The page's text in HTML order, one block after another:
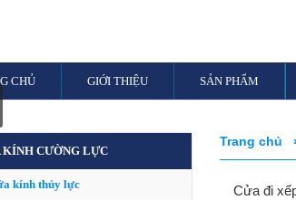
CHỦ GIỚI THIỆU SẢN PHẨM
KÍNH CƯỜNG LỰC
kính thủy lực
Trang chủ
Cửa đi